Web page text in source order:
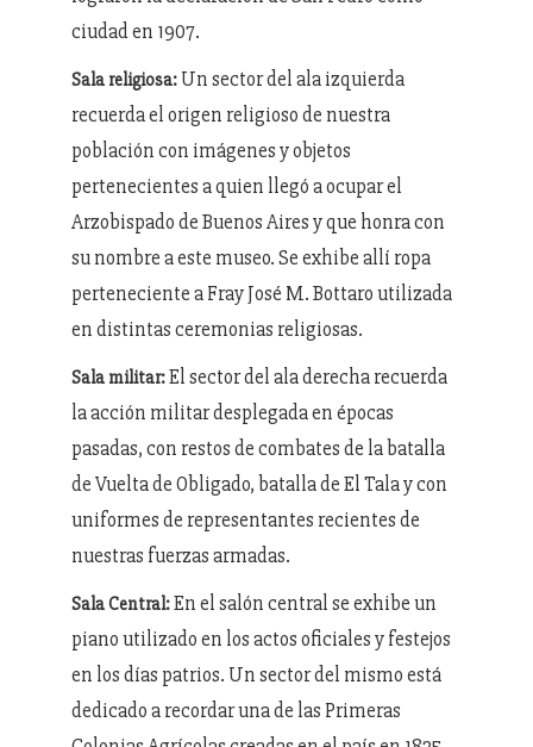
ciudad en 1907.
Sala religiosa: Un sector del ala izquierda
recuerda el origen religioso de nuestra
población con imágenes y objetos
pertenecientes a quien llegó a ocupar el
Arzobispado de Buenos Aires y que honra con
su nombre a este museo. Se exhibe allí ropa
perteneciente a Fray José M. Bottaro utilizada
en distintas ceremonias religiosas.
Sala militar:El sector del ala derecha recuerda
la acción militar desplegada en épocas
pasadas, con restos de combates de la batalla
de Vuelta de Obligado, batalla de El Tala y con
uniformes de representantes recientes de
nuestras fuerzas armadas.
Sala Central:En el salón central se exhibe un
piano utilizado en los actos oficiales y festejos
en los días patrios. Un sector del mismo está
dedicado a recordar una de las Primeras